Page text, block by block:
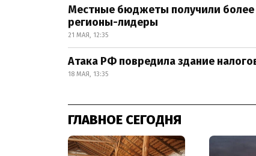
Местные бюджеты получили более
регионы-лидеры
21 МАЯ, 12:35
Атака РФ повредила здание
18 МАЯ, 13:35
ГЛАВНОЕ СЕГОДНЯ